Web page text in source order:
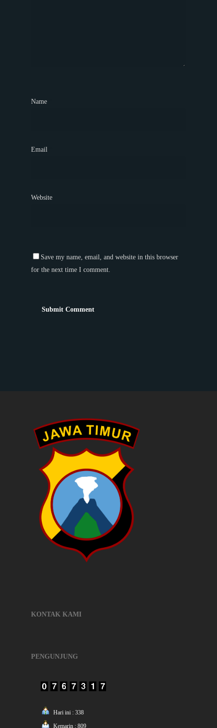
Name
Email
Website
Save my name, email, and website in this browser
for the next time I comment.
KONTAK KAMI
PENGUNJUNG
Hari ini : 338
Kemarin : 809